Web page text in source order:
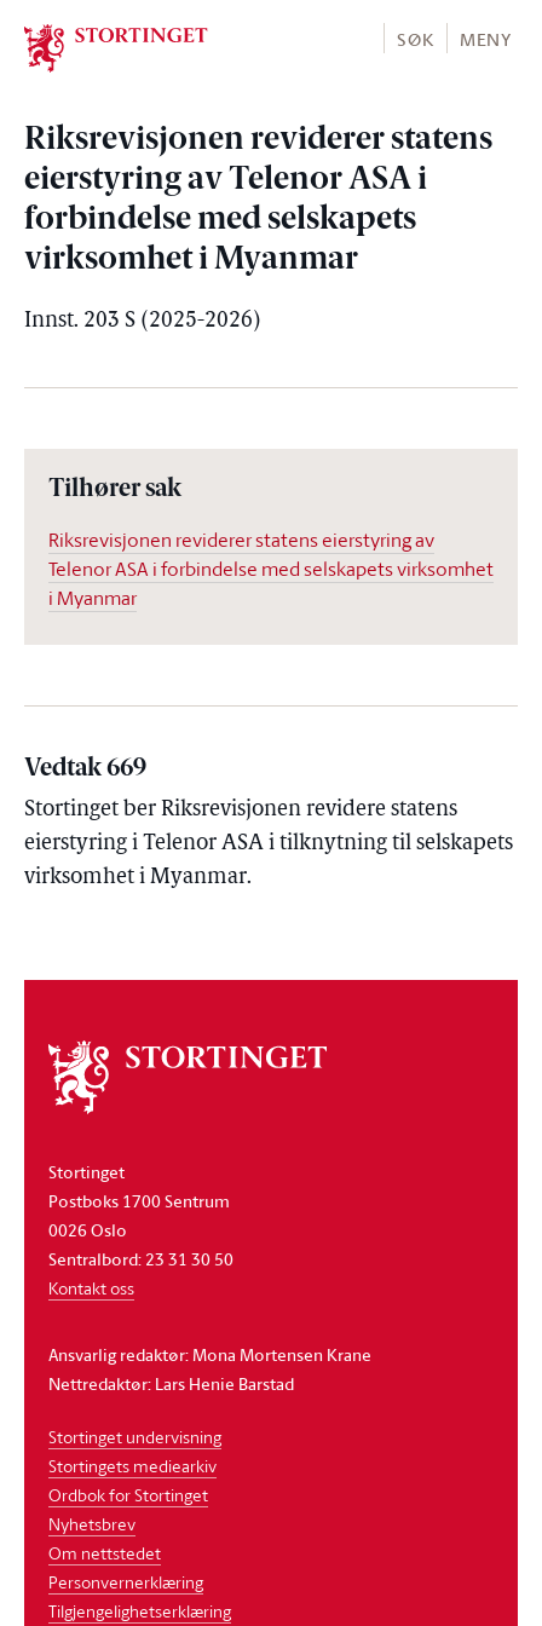
Stortinget.no
SØK MENY
Riksrevisjonen reviderer statens
eierstyring av Telenor ASA i
forbindelse med selskapets
virksomhet i Myanmar
Innst. 203 S (2025-2026)
Tilhører sak
Riksrevisjonen reviderer statens eierstyring av
Telenor ASA i forbindelse med selskapets virksomhet
i Myanmar
Vedtak 669
Stortinget ber Riksrevisjonen revidere statens
eierstyring i Telenor ASA i tilknytning til selskapets
virksomhet i Myanmar.
Om
stortinget
Stortinget
Postboks 1700 Sentrum
0026 Oslo
Sentralbord: 23 31 30 50
Kontakt oss
Ansvarlig redaktør: Mona Mortensen Krane
Nettredaktør: Lars Henie Barstad
Stortinget undervisning
Stortingets mediearkiv
Ordbok for Stortinget
Nyhetsbrev
Om nettstedet
Personvernerklæring
Tilgjengelighetserklæring